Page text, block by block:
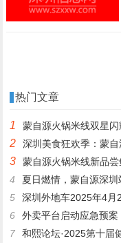
热门文章
1 蒙自源火锅米线双星
2 深圳美食狂欢季：蒙
3
蒙自源火锅米线新品
4
夏日燃情，蒙自源深圳
5
深圳外地车2025年4月
6
外卖平台启动应急预案
7
和熙论坛·2025第十届